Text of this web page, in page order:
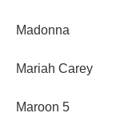
Madonna
Mariah Carey
Maroon 5